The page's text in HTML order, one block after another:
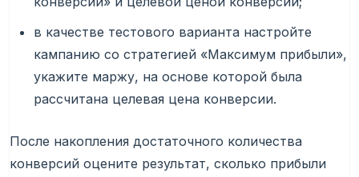
в качестве тестового варианта настройте
кампанию со стратегией «Максимум прибыли»,
укажите маржу, на основе которой была
рассчитана целевая цена конверсии.
После накопления достаточного количества
конверсий оцените результат, сколько прибыли